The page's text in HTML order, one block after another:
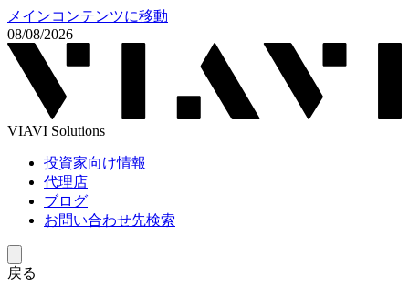
メインコンテンツに移動
08/08/2026
VIAVI Solutions
投資家向け情報
代理店
ブログ
お問い合わせ先検索
戻る